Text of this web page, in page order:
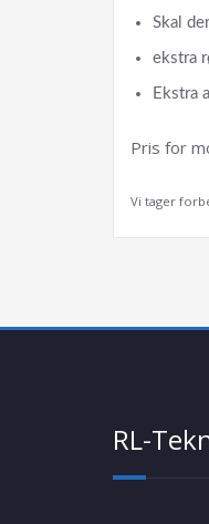
Skal
ekstra
Ekstra
Pris for
Vi tager
RL-